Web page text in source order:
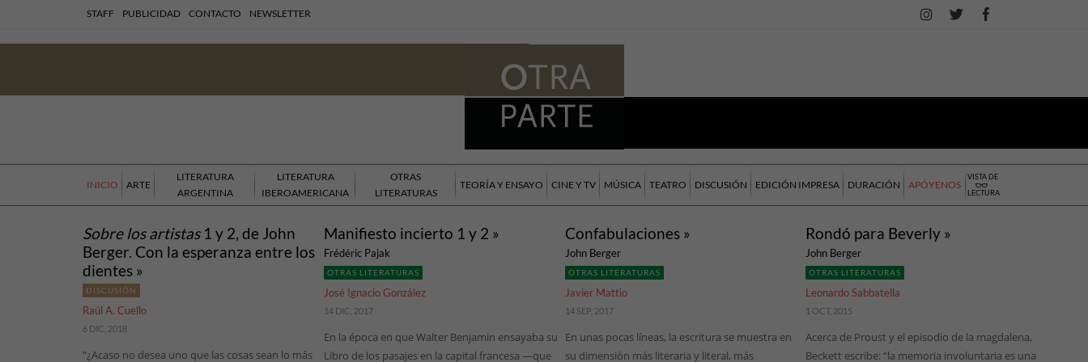
STAFF PUBLICIDAD CONTACTO NEWSLETTER
INICIO ARTE
LITERATURA
ARGENTINA
LITERATURA
IBEROAMERICANA
OTRAS
LITERATURAS
TEORÍA Y ENSAYO CINE Y TV MÚSICA TEATRO DISCUSIÓN EDICIÓN IMPRESA DURACIÓN APÓYENOS
VISTA DE
LECTURA
Sobre los artistas1 y 2, de John
Berger. Con la esperanza entre los
dientes »
DISCUSIÓN
Raúl A. Cuello
6 DIC, 2018
“¿Acaso no desea uno que las cosas sean lo más
Manifiesto incierto 1 y 2 »
Frédéric Pajak
OTRAS LITERATURAS
José Ignacio González
14 DIC, 2017
En la época en que Walter Benjamin ensayaba su
Libro de los pasajes en la capital francesa —que
Confabulaciones »
John Berger
OTRAS LITERATURAS
Javier Mattio
14 SEP, 2017
En unas pocas líneas, la escritura se muestra en
su dimensión más literaria y literal, más
Rondó para Beverly »
John Berger
OTRAS LITERATURAS
Leonardo Sabbatella
1 OCT, 2015
Acerca de Proust y el episodio de la magdalena,
Beckett escribe: “la memoria involuntaria es una